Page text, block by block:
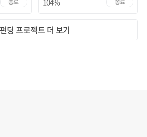
펀딩 프로젝트 더 보기